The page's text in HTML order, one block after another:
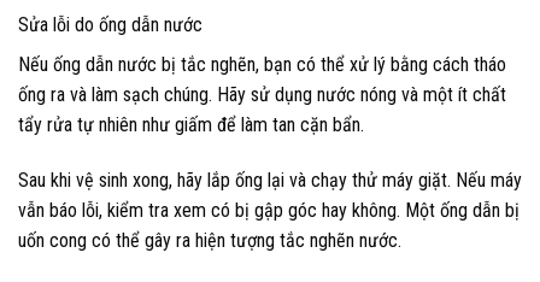
Sửa lỗi do ống dẫn nước
Nếu ống dẫn nước bị tắc nghẽn, bạn có thể xử lý bằng cách tháo
ống ra và làm sạch chúng. Hãy sử dụng nước nóng và một ít chất
tẩy rửa tự nhiên như giấm để làm tan cặn bẩn.
Sau khi vệ sinh xong, hãy lắp ống lại và chạy thử máy giặt. Nếu máy
vẫn báo lỗi, kiểm tra xem có bị gập góc hay không. Một ống dẫn bị
uốn cong có thể gây ra hiện tượng tắc nghẽn nước.